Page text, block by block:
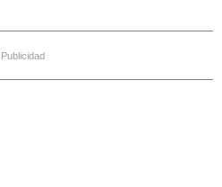
Publicidad